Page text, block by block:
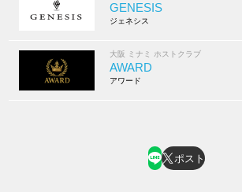
GENESIS
ジェネシス
大阪 ミナミ ホストクラブ
AWARD
アワード
ポスト